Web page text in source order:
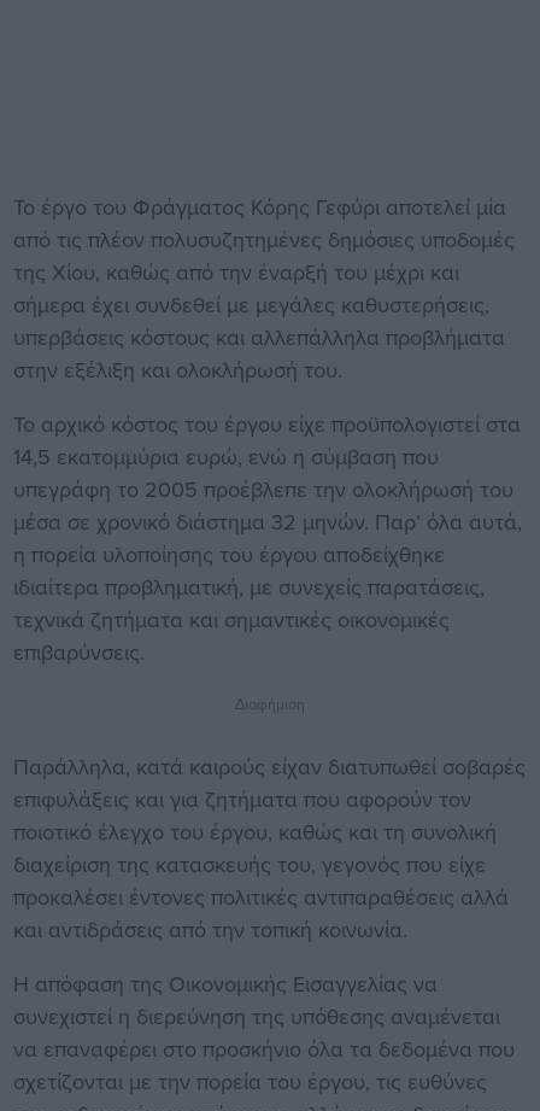
Το έργο του Φράγματος Κόρης Γεφύρι αποτελεί μία
από τις πλέον πολυσυζητημένες δημόσιες υποδομές
της Χίου, καθώς από την έναρξή του μέχρι και
σήμερα έχει συνδεθεί με μεγάλες καθυστερήσεις,
υπερβάσεις κόστους και αλλεπάλληλα προβλήματα
στην εξέλιξη και ολοκλήρωσή του.
Το αρχικό κόστος του έργου είχε προϋπολογιστεί στα
14,5 εκατομμύρια ευρώ, ενώ η σύμβαση που
υπεγράφη το 2005 προέβλεπε την ολοκλήρωσή του
μέσα σε χρονικό διάστημα 32 μηνών. Παρ’ όλα αυτά,
η πορεία υλοποίησης του έργου αποδείχθηκε
ιδιαίτερα προβληματική, με συνεχείς παρατάσεις,
τεχνικά ζητήματα και σημαντικές οικονομικές
επιβαρύνσεις.
Διαφήμιση
Παράλληλα, κατά καιρούς είχαν διατυπωθεί σοβαρές
επιφυλάξεις και για ζητήματα που αφορούν τον
ποιοτικό έλεγχο του έργου, καθώς και τη συνολική
διαχείριση της κατασκευής του, γεγονός που είχε
προκαλέσει έντονες πολιτικές αντιπαραθέσεις αλλά
και αντιδράσεις από την τοπική κοινωνία.
Η απόφαση της Οικονομικής Εισαγγελίας να
συνεχιστεί η διερεύνηση της υπόθεσης αναμένεται
να επαναφέρει στο προσκήνιο όλα τα δεδομένα που
σχετίζονται με την πορεία του έργου, τις ευθύνες